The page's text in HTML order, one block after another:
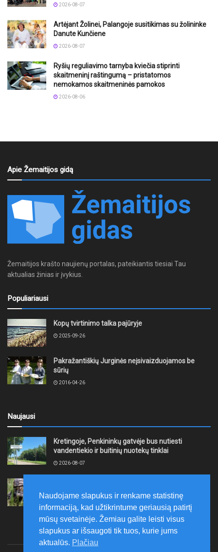
2026-08-07
Artėjant Žolinei, Palangoje susitikimas su žolininke
Danute Kunčiene
2026-08-07
Ryšių reguliavimo tarnyba kviečia stiprinti
skaitmeninį raštingumą – pristatomos
nemokamos skaitmeninės pamokos
2026-08-06
Apie Žemaitijos gidą
Žemaitijos krašto naujienų portalas, pateikiantis tiesiai Tau
aktualias žinias ir įvykius.
Populiariausi
Kopų tvirtinimo talka pajūryje
2025-09-26
Pakražantiškių Jurginės neįsivaizduojamos be
sūrių
2016-04-26
Naujausi
Kretingoje, Penkininkų gatvėje bus nutiesti
vandentiekio ir buitinių nuotekų tinklai
2026-08-07
rinktinė vykdys karines pratybas
2026-08-07
Naudojame slapukus ir renkame statistinę
informaciją, kad užtikrintume geriausią patirtį
mūsų svetainėje. Žemiau galite leisti visus
slapukus ar išsaugoti tik tuos, kurie jums
aktualūs. Plačiau